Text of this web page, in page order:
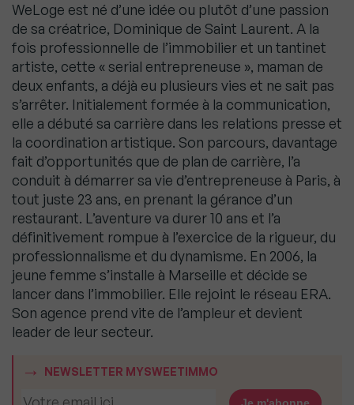
WeLoge est né d’une idée ou plutôt d’une passion
de sa créatrice, Dominique de Saint Laurent. A la
fois professionnelle de l’immobilier et un tantinet
artiste, cette « serial entrepreneuse », maman de
deux enfants, a déjà eu plusieurs vies et ne sait pas
s’arrêter. Initialement formée à la communication,
elle a débuté sa carrière dans les relations presse et
la coordination artistique. Son parcours, davantage
fait d’opportunités que de plan de carrière, l’a
conduit à démarrer sa vie d’entrepreneuse à Paris, à
tout juste 23 ans, en prenant la gérance d’un
restaurant. L’aventure va durer 10 ans et l’a
définitivement rompue à l’exercice de la rigueur, du
professionnalisme et du dynamisme. En 2006, la
jeune femme s’installe à Marseille et décide se
lancer dans l’immobilier. Elle rejoint le réseau ERA.
Son agence prend vite de l’ampleur et devient
leader de leur secteur.
NEWSLETTER MYSWEETIMMO